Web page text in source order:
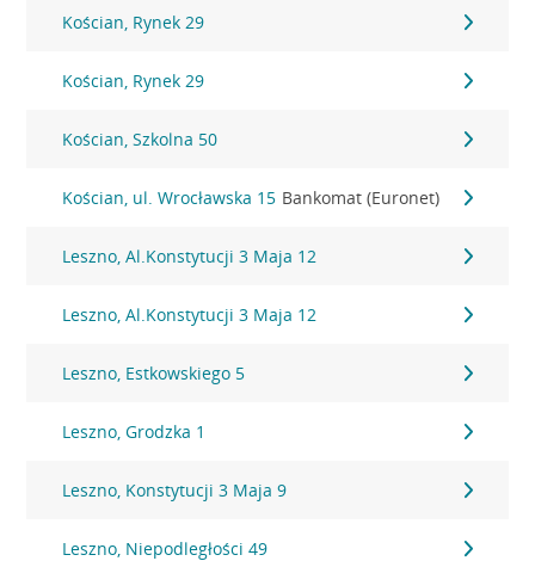
Kościan, Rynek 29
Kościan, Rynek 29
Kościan, Szkolna 50
Kościan, ul. Wrocławska 15 Bankomat (Euronet)
Leszno, Al.Konstytucji 3 Maja 12
Leszno, Al.Konstytucji 3 Maja 12
Leszno, Estkowskiego 5
Leszno, Grodzka 1
Leszno, Konstytucji 3 Maja 9
Leszno, Niepodległości 49